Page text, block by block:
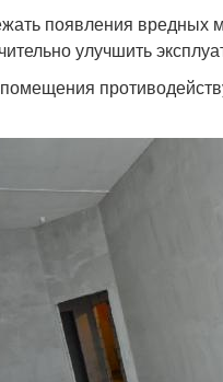
появления вредных
улучшить